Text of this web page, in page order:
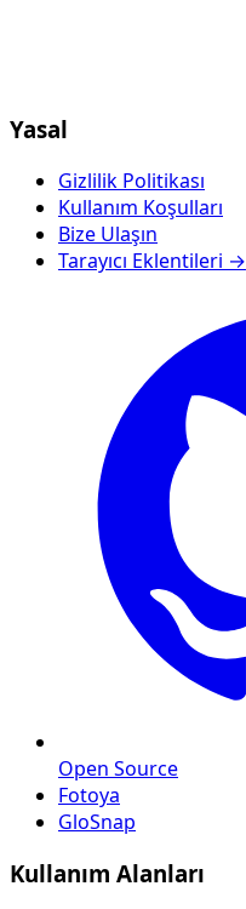
Yasal
Gizlilik Politikası
Kullanım Koşulları
Bize Ulaşın
Tarayıcı Eklentileri →
Open Source
Fotoya
GloSnap
Kullanım Alanları